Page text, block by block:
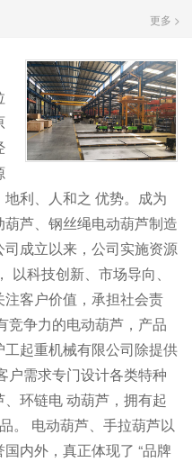
更多 >
利、人和之 优势。成为
芦、钢丝绳电动葫芦制造
成立以来，公司实施资源
科技创新、市场导向、
客户价值，承担社会责
竞争力的电动葫芦，产品
起重机械有限公司除提供
户需求专门设计各类特种
环链电 动葫芦，拥有起
。 电动葫芦、手拉葫芦以
内外，真正体现了 “品牌